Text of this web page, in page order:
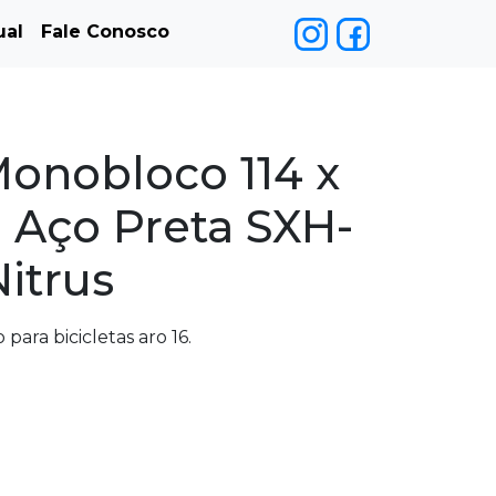
Fale Conosco
114 x
Preta SXH-
bicicletas aro 16.